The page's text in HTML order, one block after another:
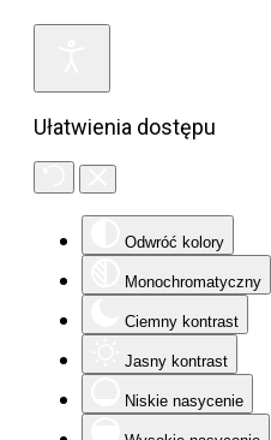
Ułatwienia dostępu
Odwróć kolory
Monochromatyczny
Ciemny kontrast
Jasny kontrast
Niskie nasycenie